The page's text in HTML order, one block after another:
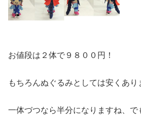
お値段は２体で９８００円！
もちろんぬぐるみとしては安くあり
一体づつなら半分になりますね、で